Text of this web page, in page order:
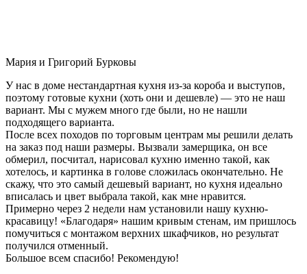
Мария и Григорий Бурковы
У нас в доме нестандартная кухня из-за короба и выступов,
поэтому готовые кухни (хоть они и дешевле) — это не наш
вариант. Мы с мужем много где были, но не нашли
подходящего варианта.
После всех походов по торговым центрам мы решили делать
на заказ под наши размеры. Вызвали замерщика, он все
обмерил, посчитал, нарисовал кухню именно такой, как
хотелось, и картинка в голове сложилась окончательно. Не
скажу, что это самый дешевый вариант, но кухня идеально
вписалась и цвет выбрала такой, как мне нравится.
Примерно через 2 недели нам установили нашу кухню-
красавицу! «Благодаря» нашим кривым стенам, им пришлось
помучиться с монтажом верхних шкафчиков, но результат
получился отменный.
Большое всем спасибо! Рекомендую!